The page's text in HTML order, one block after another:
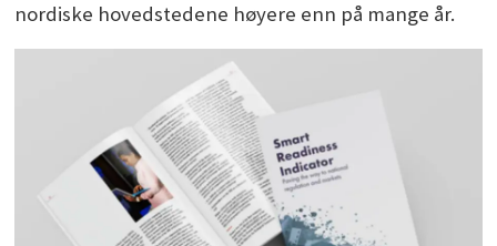
nordiske hovedstedene høyere enn på mange år.